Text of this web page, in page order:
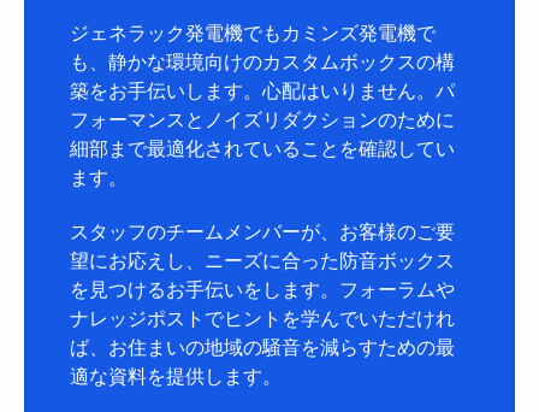
ジェネラック発電機でもカミンズ発電機で
も、静かな環境向けのカスタムボックスの構
築をお手伝いします。心配はいりません。パ
フォーマンスとノイズリダクションのために
細部まで最適化されていることを確認してい
ます。
スタッフのチームメンバーが、お客様のご要
望にお応えし、ニーズに合った防音ボックス
を見つけるお手伝いをします。フォーラムや
ナレッジポストでヒントを学んでいただけれ
ば、お住まいの地域の騒音を減らすための最
適な資料を提供します。